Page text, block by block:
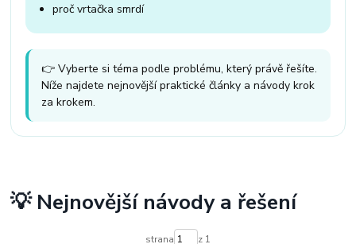
proč vrtačka smrdí
👉 Vyberte si téma podle problému, který právě řešíte.
Níže najdete nejnovější praktické články a návody krok
za krokem.
💡 Nejnovější návody a řešení
strana z 1